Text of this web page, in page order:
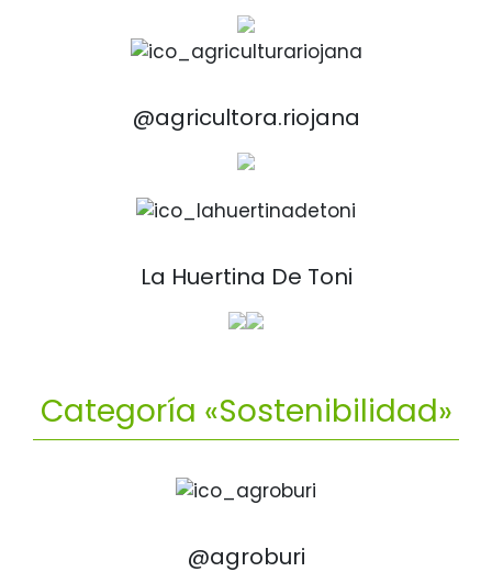
@agricultora.riojana
La Huertina De Toni
Categoría «Sostenibilidad»
@agroburi